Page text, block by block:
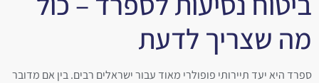
מה שצריך לדעת
ספרד היא יעד תיירותי פופולרי מאוד עבור ישראלים רבים. בין אם מדובר